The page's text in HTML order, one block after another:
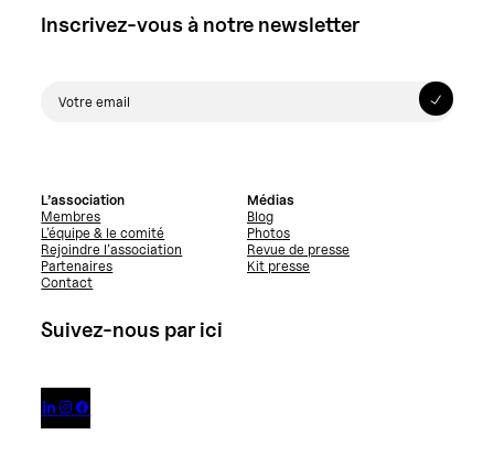
Inscrivez-vous à notre newsletter
L’association
Membres
L’équipe & le comité
Rejoindre l’association
Partenaires
Contact
Médias
Blog
Photos
Revue de presse
Kit presse
Suivez-nous par ici
  